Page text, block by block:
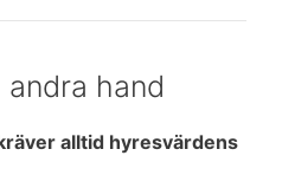
hand
alltid hyresvärdens